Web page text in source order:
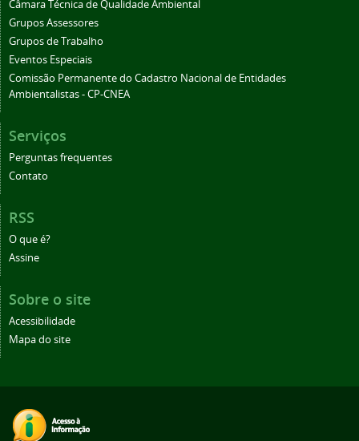
Câmara Técnica de Qualidade Ambiental
Grupos Assessores
Grupos de Trabalho
Eventos Especiais
Comissão Permanente do Cadastro Nacional de Entidades
Ambientalistas - CP-CNEA
Serviços
Perguntas frequentes
Contato
RSS
O que é?
Assine
Sobre o site
Acessibilidade
Mapa do site